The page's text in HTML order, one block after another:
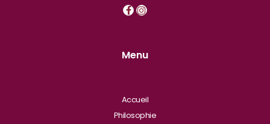
Menu
Accueil
Philosophie